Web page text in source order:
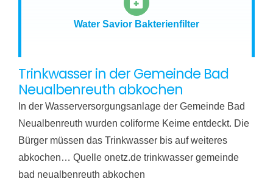
Water Savior Bakterienfilter
Trinkwasser in der Gemeinde Bad
Neualbenreuth abkochen
In der Wasserversorgungsanlage der Gemeinde Bad
Neualbenreuth wurden coliforme Keime entdeckt. Die
Bürger müssen das Trinkwasser bis auf weiteres
abkochen… Quelle onetz.de trinkwasser gemeinde
bad neualbenreuth abkochen